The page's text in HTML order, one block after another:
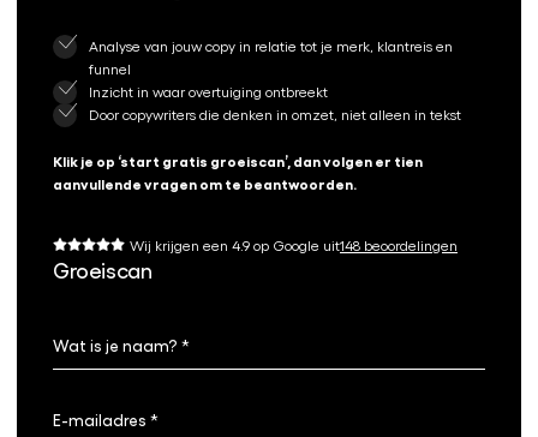
Analyse van jouw copy in relatie tot je merk, klantreis en
funnel
Inzicht in waar overtuiging ontbreekt
Door copywriters die denken in omzet, niet alleen in tekst
Klik je op ‘start gratis groeiscan’, dan volgen er tien
aanvullende vragen om te beantwoorden.
Wij krijgen een 4.9 op Google uit148 beoordelingen
Groeiscan